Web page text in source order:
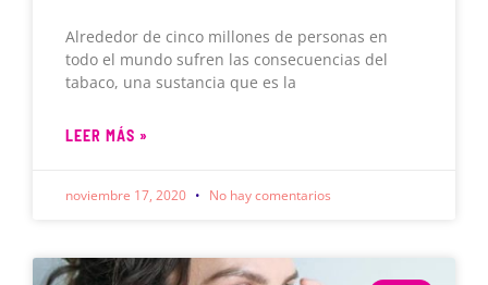
Alrededor de cinco millones de personas en
todo el mundo sufren las consecuencias del
tabaco, una sustancia que es la
LEER MÁS »
noviembre 17, 2020 No hay comentarios